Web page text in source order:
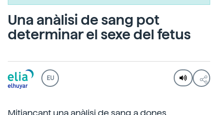
Una anàlisi de sang pot
determinar el sexe del fetus
EU
Mitjançant una anàlisi de sang a dones